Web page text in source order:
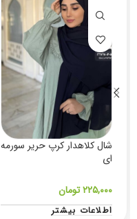
شال کلاهدار کرپ حریر سورمه
ای
۲۲۵,۰۰۰تومان
اطلاعات بیشتر